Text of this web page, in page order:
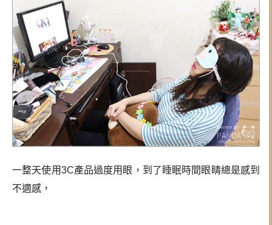
一整天使用3C產品過度用眼，到了睡眠時間眼睛總是感到
不適感，